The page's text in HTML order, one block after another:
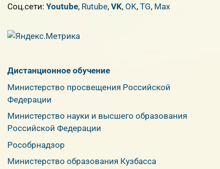
Cоц.сети: Youtube, Rutube, VK, OK, TG, Max
Дистанционное обучение
Министерство просвещения Российской
Федерации
Министерство науки и высшего образования
Российской Федерации
Рособрнадзор
Министерство образования Кузбасса